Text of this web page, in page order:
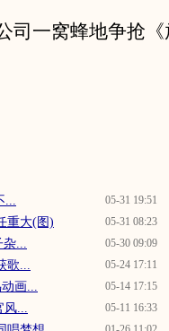
一窝蜂地争抢《
05-31 19:51
05-31 08:23
重大(图)
05-30 09:09
...
05-24 17:11
...
05-14 17:15
画...
05-11 16:33
...